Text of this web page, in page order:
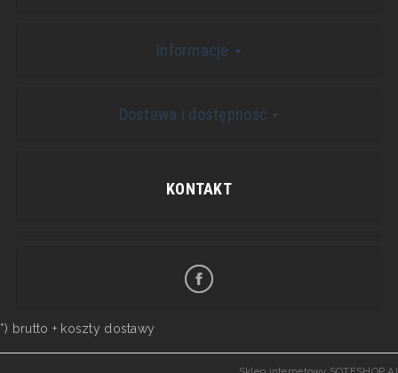
Informacje
Dostawa i dostępność
KONTAKT
*) brutto + koszty dostawy